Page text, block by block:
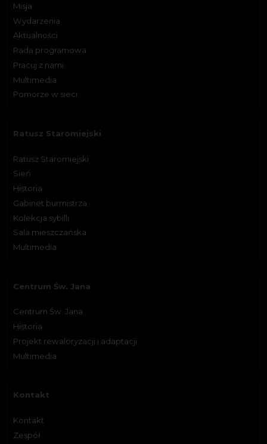
Misja
Wydarzenia
Aktualności
Rada programowa
Pracuj z nami
Multimedia
Pomorze w sieci
Ratusz Staromiejski
Ratusz Staromiejski
Sień
Historia
Gabinet burmistrza
Kolekcja sybilli
Sala mieszczańska
Multimedia
Centrum Św. Jana
Centrum Św. Jana
Historia
Projekt rewaloryzacji i adaptacji
Multimedia
Kontakt
Kontakt
Zespół